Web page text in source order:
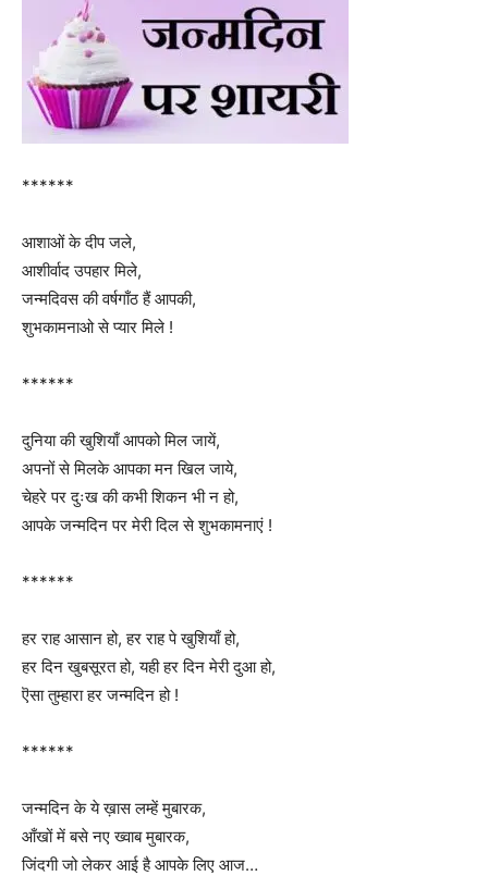
******
आशाओं के दीप जले,
आशीर्वाद उपहार मिले,
जन्मदिवस की वर्षगाँठ हैं आपकी,
शुभकामनाओ से प्यार मिले !
******
दुनिया की खुशियाँ आपको मिल जायें,
अपनों से मिलके आपका मन खिल जाये,
चेहरे पर दुःख की कभी शिकन भी न हो,
आपके जन्मदिन पर मेरी दिल से शुभकामनाएं !
******
हर राह आसान हो, हर राह पे खुशियाँ हो,
हर दिन खुबसूरत हो, यही हर दिन मेरी दुआ हो,
ऎसा तुम्हारा हर जन्मदिन हो !
******
जन्मदिन के ये ख़ास लम्हें मुबारक,
आँखों में बसे नए ख्वाब मुबारक,
जिंदगी जो लेकर आई है आपके लिए आज…